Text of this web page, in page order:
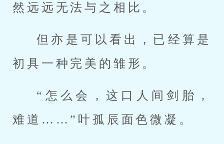
然远远无法与之相比。
但亦是可以看出，已经算是
初具一种完美的雏形。
“怎么会，这口人间剑胎，
难道……”叶孤辰面色微凝。